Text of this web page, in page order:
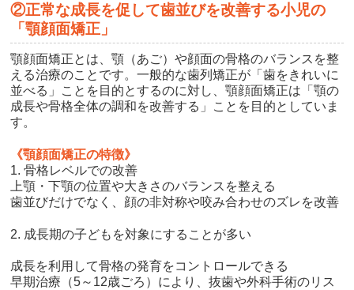
②正常な成長を促して歯並びを改善する小児の
「顎顔面矯正」
顎顔面矯正とは、顎（あご）や顔面の骨格のバランスを整
える治療のことです。一般的な歯列矯正が「歯をきれいに
並べる」ことを目的とするのに対し、顎顔面矯正は「顎の
成長や骨格全体の調和を改善する」ことを目的としていま
す。
《顎顔面矯正の特徴》
1. 骨格レベルでの改善
上顎・下顎の位置や大きさのバランスを整える
歯並びだけでなく、顔の非対称や咬み合わせのズレを改善
2. 成長期の子どもを対象にすることが多い
成長を利用して骨格の発育をコントロールできる
早期治療（5～12歳ごろ）により、抜歯や外科手術のリス